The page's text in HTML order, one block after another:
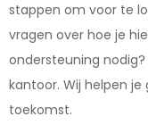
stappen om voor te
vragen over hoe je
ondersteuning
kantoor. Wij helpen
toekomst.